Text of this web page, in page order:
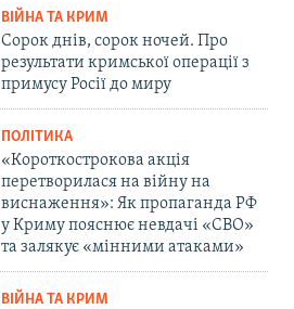
ВІЙНА ТА КРИМ
Сорок днів, сорок ночей. Про
результати кримської операції з
примусу Росії до миру
ПОЛІТИКА
«Короткострокова акція
перетворилася на війну на
виснаження»: Як пропаганда РФ
у Криму пояснює невдачі «СВО»
та залякує «мінними атаками»
ВІЙНА ТА КРИМ